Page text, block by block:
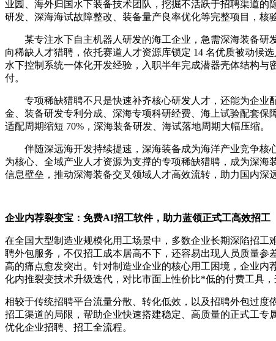
业园、海外归国水下装备技术团队，挖掘不活跃于招聘渠道
研发、深海海试故障整改、装备量产良率优化等完整项目，核
某专注水下自主机器人研发的海工企业，急需深海装备研
向稀缺人才猎聘，依托赛道人才资源库锁定 14 名优质被动候
水下控制系统一体化开发经验，入职半年完成潜器壳体结构
付。
专项稀缺猎聘不只是快速补齐核心研发人才，还能为企
金、装备研发专利分成、深海专项科研经费、海上试验配套
适配周期缩短 70%，深海装备研发、海试落地周期大幅压缩。
伴随深远海开发持续提速，深海装备成为海洋产业竞争
为核心、全域产业人才资源为支撑的专项稀缺猎聘，成为深
信息壁垒，推动深海装备交叉领域人才高效流转，助力国内深
企业内荐裂变宝：免费AI招工软件，助力蓝领正式工高效招工
在全国大型制造业规模化用工场景中，多数企业长期深陷招
聘外包服务，不仅招工成本居高不下，还容易出现人员质量
高的痛点愈发突出。针对制造业企业的核心用工困境，企业
化内推裂变技术升级迭代，对比市面上性价比*低的付费工具
相较于传统招聘平台流量分散、转化低效，以及招聘外包过
招工渠道的局限，帮助企业快速搭建稳定、高质量的正式工
优化企业招聘、招工全流程。